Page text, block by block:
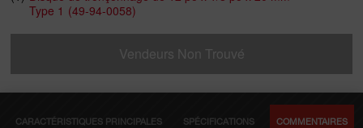
conçus pour offrir une durabilité accrue. Nos disques de
tronçonnage offrent une polyvalence exceptionnelle pour couper
l’acier ordinaire, l’acier inoxydable et les alliages à base de nickel,
Type 1 (49-94-0058)
Vendeurs Non Trouvé
CARACTÉRISTIQUES PRINCIPALES SPÉCIFICATIONS COMMENTAIRES